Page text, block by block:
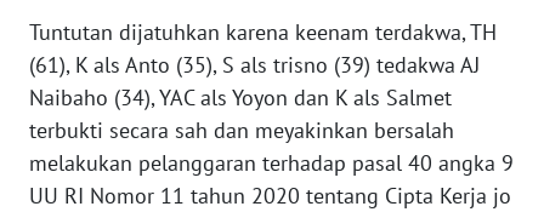
Tuntutan dijatuhkan karena keenam terdakwa, TH
(61), K als Anto (35), S als trisno (39) tedakwa AJ
Naibaho (34), YAC als Yoyon dan K als Salmet
terbukti secara sah dan meyakinkan bersalah
melakukan pelanggaran terhadap pasal 40 angka 9
UU RI Nomor 11 tahun 2020 tentang Cipta Kerja jo
WN
SUMSEL
WN
BENGKULU